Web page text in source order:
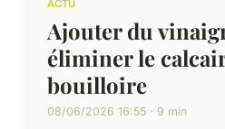
ACTU
Ajouter du
éliminer le
bouilloire
08/06/2026 16:55 · 9 min